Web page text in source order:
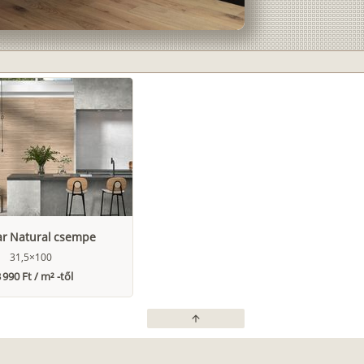
Natural csempe
31,5×100
990 Ft / m² -től
arrow_upward